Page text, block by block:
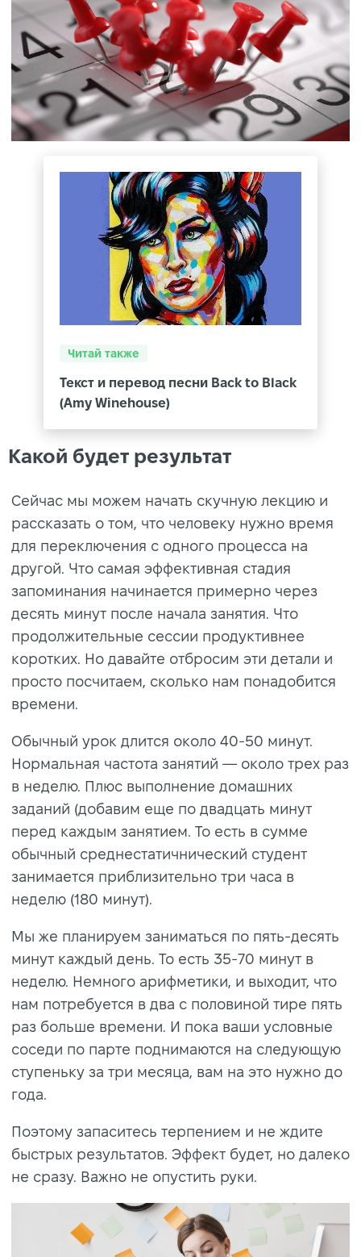
Читай также
Текст и перевод песни Back to Black
(Amy Winehouse)
Какой будет результат
Сейчас мы можем начать скучную лекцию и
рассказать о том, что человеку нужно время
для переключения с одного процесса на
другой. Что самая эффективная стадия
запоминания начинается примерно через
десять минут после начала занятия. Что
продолжительные сессии продуктивнее
коротких. Но давайте отбросим эти детали и
просто посчитаем, сколько нам понадобится
времени.
Обычный урок длится около 40-50 минут.
Нормальная частота занятий — около трех раз
в неделю. Плюс выполнение домашних
заданий (добавим еще по двадцать минут
перед каждым занятием. То есть в сумме
обычный среднестатичнический студент
занимается приблизительно три часа в
неделю (180 минут).
Мы же планируем заниматься по пять-десять
минут каждый день. То есть 35-70 минут в
неделю. Немного арифметики, и выходит, что
нам потребуется в два с половиной тире пять
раз больше времени. И пока ваши условные
соседи по парте поднимаются на следующую
ступеньку за три месяца, вам на это нужно до
года.
Поэтому запаситесь терпением и не ждите
быстрых результатов. Эффект будет, но далеко
не сразу. Важно не опустить руки.